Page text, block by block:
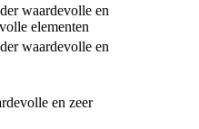
waardevolle en
elementen
waardevolle en
en zeer